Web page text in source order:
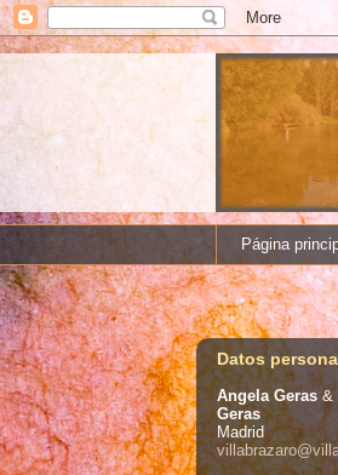
Página
Datos
Angela Geras &
Geras
Madrid